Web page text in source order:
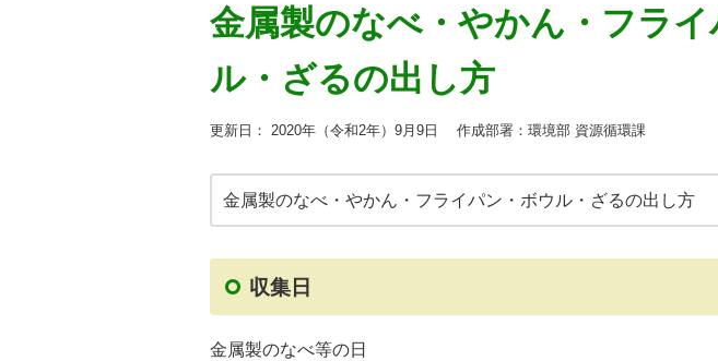
金属製のなべ・やかん・フライ
ル・ざるの出し方
更新日： 2020年（令和2年）9月9日 作成部署：環境部 資源循環課
金属製のなべ・やかん・フライパン・ボウル・ざるの出し方
収集日
金属製のなべ等の日